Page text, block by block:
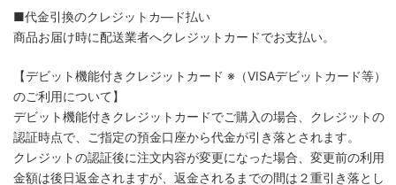
■代金引換のクレジットカ―ド払い
商品お届け時に配送業者へクレジットカードでお支払い。
【デビット機能付きクレジットカード ※（VISAデビットカード等）
のご利用について】
デビット機能付きクレジットカードでご購入の場合、クレジットの
認証時点で、ご指定の預金口座から代金が引き落とされます。
クレジットの認証後に注文内容が変更になった場合、変更前の利用
金額は後日返金されますが、返金されるまでの間は２重引き落とし